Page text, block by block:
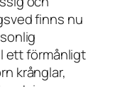
finns nu
ett förmånligt
krånglar,